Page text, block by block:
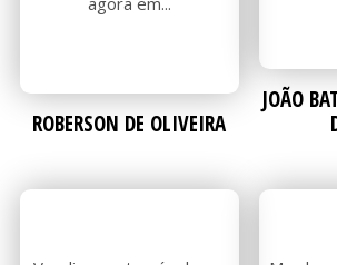
O
O
ROBERSON DE OLIVEIRA
JOÃO